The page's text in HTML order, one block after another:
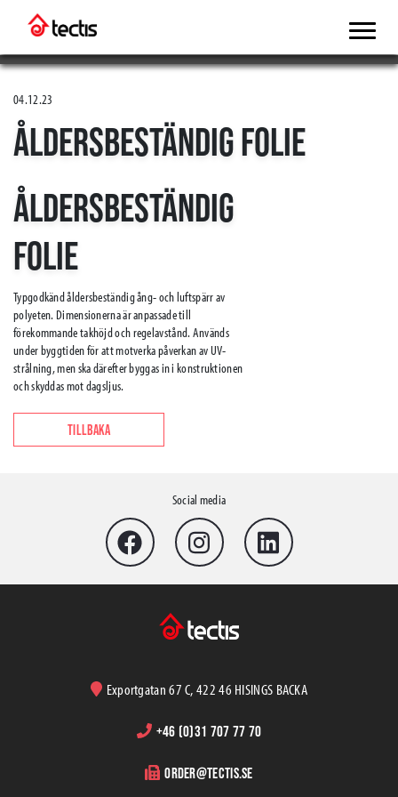
04.12.23
ÅLDERSBESTÄNDIG FOLIE
ÅLDERSBESTÄNDIG
FOLIE
Typgodkänd åldersbeständig ång- och luftspärr av
polyeten. Dimensionerna är anpassade till
förekommande takhöjd och regelavstånd. Används
under byggtiden för att motverka påverkan av UV-
strålning, men ska därefter byggas in i konstruktionen
och skyddas mot dagsljus.
TILLBAKA
Social media
Exportgatan 67 C, 422 46 HISINGS BACKA
+46 (0)31 707 77 70
order@tectis.se